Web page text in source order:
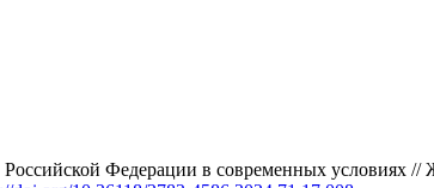
Федерации в современных условиях